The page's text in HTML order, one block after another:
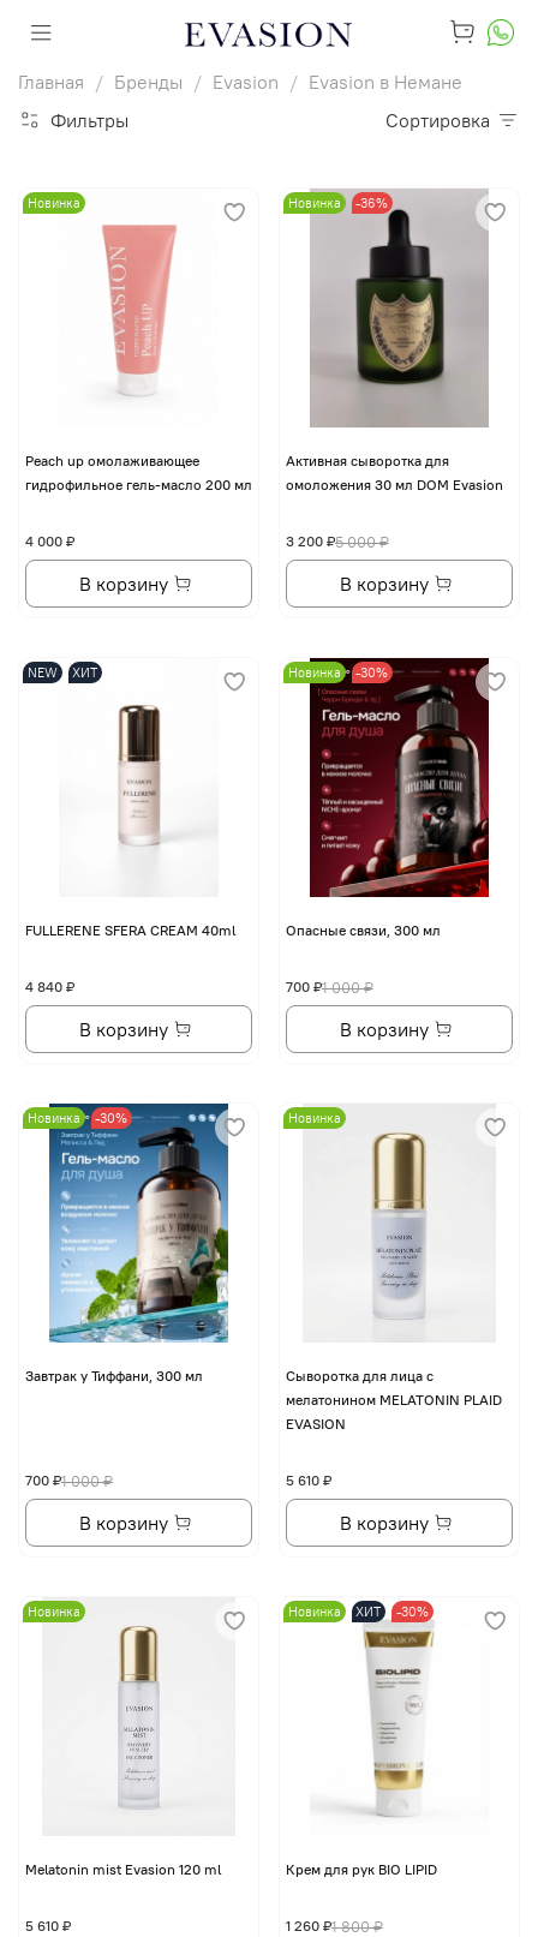
Главная Бренды Evasion
Evasion в Немане
Фильтры
Сортировка
Новинка
Peach up омолаживающее
гидрофильное гель-масло 200 мл
4 000 ₽
В корзину
Новинка -36%
Активная сыворотка для
омоложения 30 мл DOM Evasion
5 000 ₽
3 200 ₽
В корзину
NEW ХИТ
FULLERENE SFERA CREAM 40ml
4 840 ₽
В корзину
Новинка -30%
Опасные связи, 300 мл
1 000 ₽
700 ₽
В корзину
Новинка -30%
Завтрак у Тиффани, 300 мл
1 000 ₽
700 ₽
В корзину
Новинка
Сыворотка для лица с
мелатонином MELATONIN PLAID
EVASION
5 610 ₽
В корзину
Новинка
Melatonin mist Evasion 120 ml
5 610 ₽
Новинка ХИТ -30%
Крем для рук BIO LIPID
1 800 ₽
1 260 ₽